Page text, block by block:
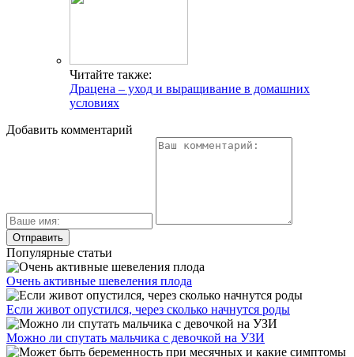
Читайте также:
Драцена – уход и выращивание в домашних
условиях
Добавить комментарий
Популярные статьи
Очень активные шевеления плода
Если живот опустился, через сколько начнутся роды
Можно ли спутать мальчика с девочкой на УЗИ